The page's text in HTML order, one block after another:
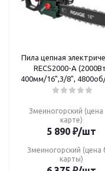
Пила цепная
RECS2000-A
400мм/16",3/8",
авт.подача масла)
Змеиногорский (цена
карте)
5 890₽/шт
Змеиногорский (цена
карты)